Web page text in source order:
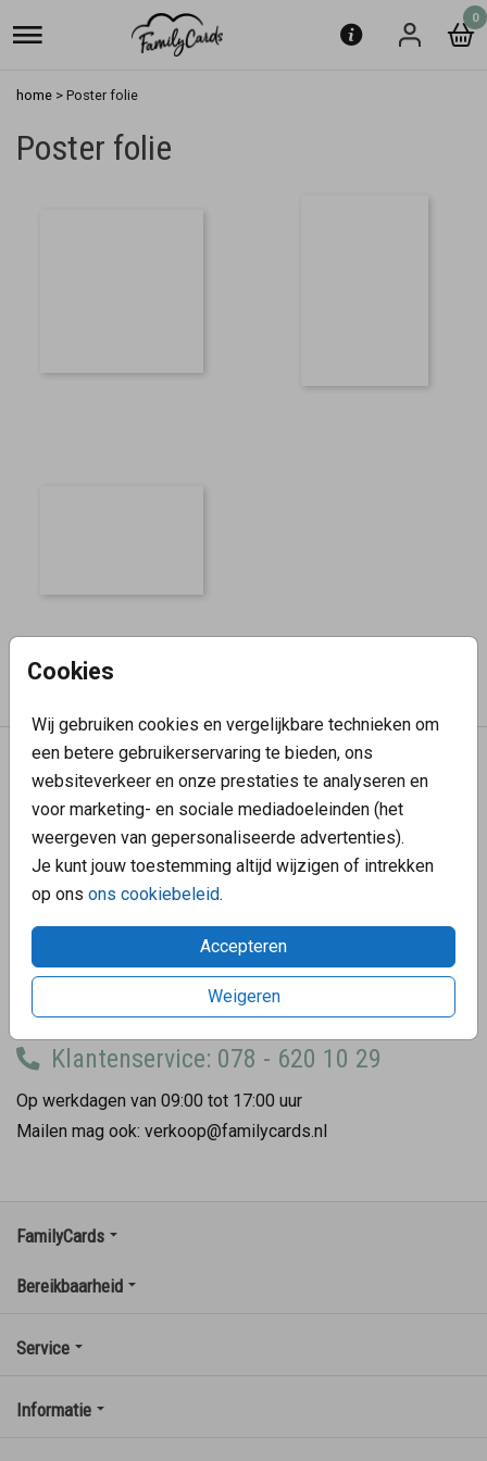
0
Cookies
Wij gebruiken cookies en vergelijkbare technieken om
een betere gebruikerservaring te bieden, ons
websiteverkeer en onze prestaties te analyseren en
voor marketing- en sociale mediadoeleinden (het
weergeven van gepersonaliseerde advertenties).
Je kunt jouw toestemming altijd wijzigen of intrekken
op ons ons cookiebeleid.
Accepteren
Weigeren
home > Poster folie
Poster folie
We helpen graag
Hoe gaat de bezorging?
Hoe bestel ik een proefdruk?
Wat zijn de verzendkosten?
Tevreden klanten
We willen graag dat onze klanten blij worden.
We streven naar ★★★★★.
Klantenservice: 078 - 620 10 29
Op werkdagen van 09:00 tot 17:00 uur
Mailen mag ook: verkoop@familycards.nl
FamilyCards
Bereikbaarheid
Service
Informatie